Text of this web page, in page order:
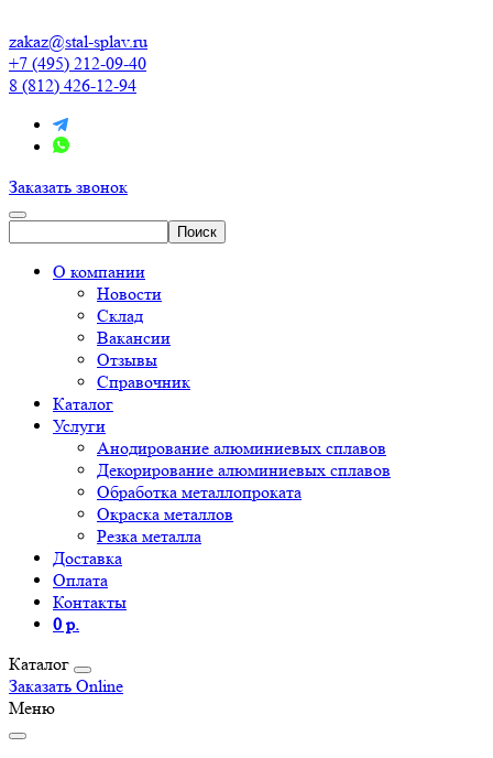
zakaz@stal-splav.ru
+7 (495) 212-09-40
8 (812) 426-12-94
Заказать звонок
О компании
Новости
Склад
Вакансии
Отзывы
Справочник
Каталог
Услуги
Анодирование алюминиевых сплавов
Декорирование алюминиевых сплавов
Обработка металлопроката
Окраска металлов
Резка металла
Доставка
Оплата
Контакты
0 р.
Каталог
Заказать Online
Меню